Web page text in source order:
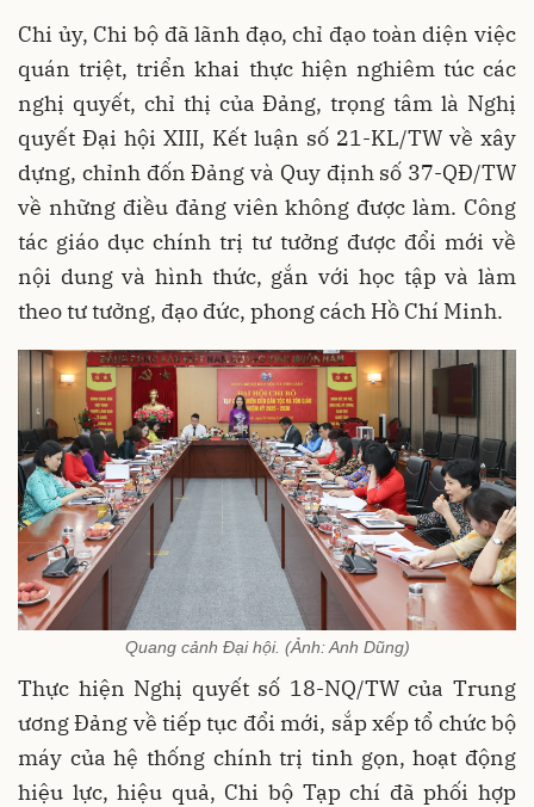
Chi ủy, Chi bộ đã lãnh đạo, chỉ đạo toàn diện việc
quán triệt, triển khai thực hiện nghiêm túc các
nghị quyết, chỉ thị của Đảng, trọng tâm là Nghị
quyết Đại hội XIII, Kết luận số 21-KL/TW về xây
dựng, chỉnh đốn Đảng và Quy định số 37-QĐ/TW
về những điều đảng viên không được làm. Công
tác giáo dục chính trị tư tưởng được đổi mới về
nội dung và hình thức, gắn với học tập và làm
theo tư tưởng, đạo đức, phong cách Hồ Chí Minh.
Quang cảnh Đại hội. (Ảnh: Anh Dũng)
Thực hiện Nghị quyết số 18-NQ/TW của Trung
ương Đảng về tiếp tục đổi mới, sắp xếp tổ chức bộ
máy của hệ thống chính trị tinh gọn, hoạt động
hiệu lực, hiệu quả, Chi bộ Tạp chí đã phối hợp